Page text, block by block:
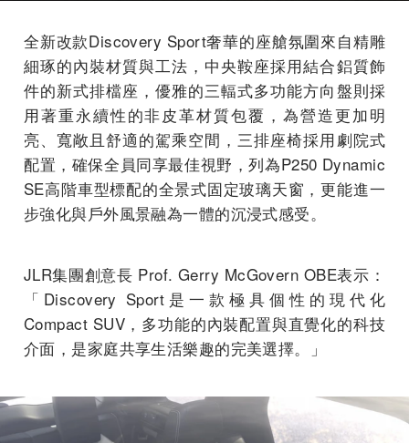
全新改款Discovery Sport奢華的座艙氛圍來自精雕
細琢的內裝材質與工法，中央鞍座採用結合鋁質飾
件的新式排檔座，優雅的三輻式多功能方向盤則採
用著重永續性的非皮革材質包覆，為營造更加明
亮、寬敞且舒適的駕乘空間，三排座椅採用劇院式
配置，確保全員同享最佳視野，列為P250 Dynamic
SE高階車型標配的全景式固定玻璃天窗，更能進一
步強化與戶外風景融為一體的沉浸式感受。
JLR集團創意長 Prof. Gerry McGovern OBE表示：
「Discovery Sport是一款極具個性的現代化
Compact SUV，多功能的內裝配置與直覺化的科技
介面，是家庭共享生活樂趣的完美選擇。」